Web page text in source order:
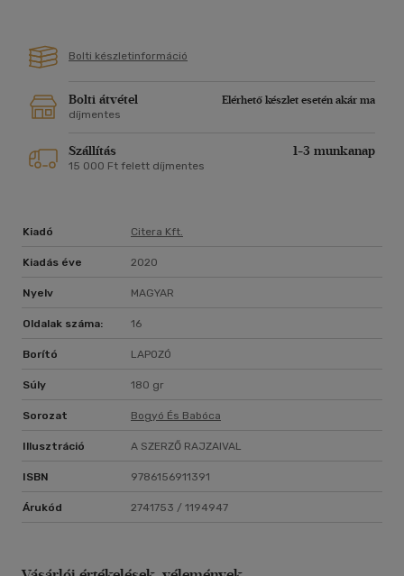
Bolti készletinformáció
Bolti átvétel
Elérhető készlet esetén akár ma
díjmentes
Szállítás 1-3 munkanap
15 000 Ft felett díjmentes
Kiadó Citera Kft.
Kiadás éve 2020
Nyelv MAGYAR
Oldalak száma: 16
Borító LAPOZÓ
Súly 180 gr
Sorozat Bogyó És Babóca
Illusztráció A SZERZŐ RAJZAIVAL
ISBN 9786156911391
Árukód 2741753 / 1194947